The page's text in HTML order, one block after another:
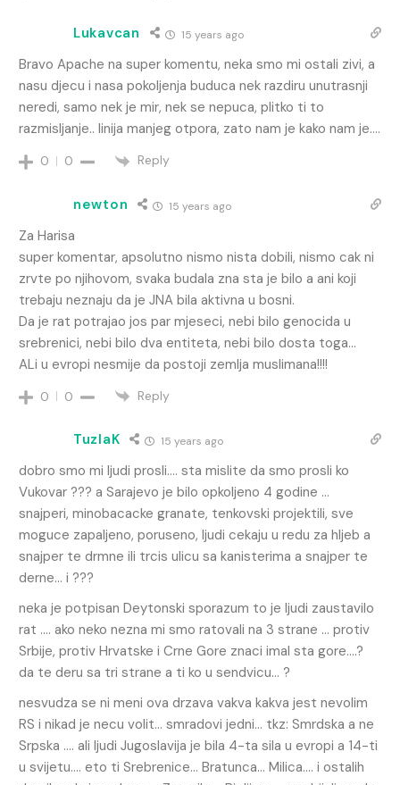
Lukavcan 15 years ago
Bravo Apache na super komentu, neka smo mi ostali zivi, a
nasu djecu i nasa pokoljenja buduca nek razdiru unutrasnji
neredi, samo nek je mir, nek se nepuca, plitko ti to
razmisljanje.. linija manjeg otpora, zato nam je kako nam je….
0 0 Reply
newton 15 years ago
Za Harisa
super komentar, apsolutno nismo nista dobili, nismo cak ni
zrvte po njihovom, svaka budala zna sta je bilo a ani koji
trebaju neznaju da je JNA bila aktivna u bosni.
Da je rat potrajao jos par mjeseci, nebi bilo genocida u
srebrenici, nebi bilo dva entiteta, nebi bilo dosta toga…
ALi u evropi nesmije da postoji zemlja muslimana!!!!
0 0 Reply
TuzlaK 15 years ago
dobro smo mi ljudi prosli…. sta mislite da smo prosli ko
Vukovar ??? a Sarajevo je bilo opkoljeno 4 godine …
snajperi, minobacacke granate, tenkovski projektili, sve
moguce zapaljeno, poruseno, ljudi cekaju u redu za hljeb a
snajper te drmne ili trcis ulicu sa kanisterima a snajper te
derne… i ???
neka je potpisan Deytonski sporazum to je ljudi zaustavilo
rat …. ako neko nezna mi smo ratovali na 3 strane … protiv
Srbije, protiv Hrvatske i Crne Gore znaci imal sta gore….?
da te deru sa tri strane a ti ko u sendvicu… ?
nesvudza se ni meni ova drzava vakva kakva jest nevolim
RS i nikad je necu volit… smradovi jedni… tkz: Smrdska a ne
Srpska …. ali ljudi Jugoslavija je bila 4-ta sila u evropi a 14-ti
u svijetu…. eto ti Srebrenice… Bratunca… Milica…. i ostalih